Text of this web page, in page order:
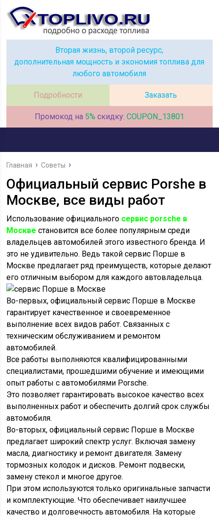
Вторая жизнь, второй ресурс,
дополнительная мощность и экономия топлива для
любого автомобиля
Подробности Заказать
Промокод на 5% скидку: COUPON_13801
Главная Советы
Официальный сервис Porshe в
Москве, все виды работ
Использование официального сервис porsche в
Москве становится все более популярным среди
владельцев автомобилей этого известного бренда. И
это не удивительно. Ведь такой сервис Порше в
Москве предлагает ряд преимуществ, которые делают
его отличным выбором для каждого автовладельца.
Во-первых, официальный сервис Порше в Москве
гарантирует качественное и своевременное
выполнение всех видов работ. Связанных с
техническим обслуживанием и ремонтом
автомобилей.
Все работы выполняются квалифицированными
специалистами, прошедшими обучение и имеющими
опыт работы с автомобилями Porsche.
Это позволяет гарантировать высокое качество всех
выполненных работ и обеспечить долгий срок службы
автомобиля.
Во-вторых, официальный сервис Порше в Москве
предлагает широкий спектр услуг. Включая замену
масла, диагностику и ремонт двигателя. Замену
тормозных колодок и дисков. Ремонт подвески,
замену стекол и многое другое.
При этом используются только оригинальные запчасти
и комплектующие. Что обеспечивает наилучшее
качество и долговечность автомобиля. На которые